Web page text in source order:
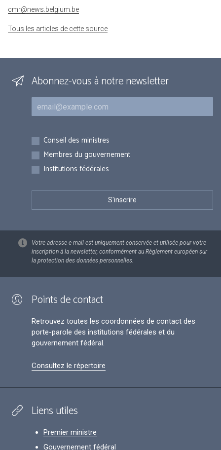
cmr@news.belgium.be
Tous les articles de cette source
Abonnez-vous à notre newsletter
Courriel
Inscriptions
Conseil des ministres
Membres du gouvernement
Institutions fédérales
Votre adresse e-mail est uniquement conservée et utilisée pour votre
inscription à la newsletter, conformément au Règlement européen sur
la protection des données personnelles.
Points de contact
Retrouvez toutes les coordonnées de contact des
porte-parole des institutions fédérales et du
gouvernement fédéral.
Consultez le répertoire
Liens utiles
Premier ministre
Gouvernement fédéral